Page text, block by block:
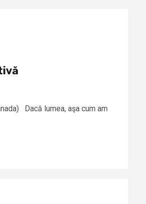
Dacă lumea, aşa cum am